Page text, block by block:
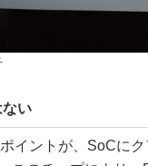
い
イントが、SoCに